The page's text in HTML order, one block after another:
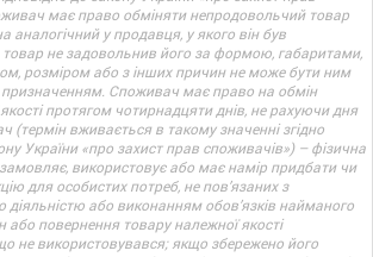
має право обміняти непродовольчий товар
аналогічний у продавця, у якого він був
не задовольнив його за формою, габаритами,
розміром або з інших причин не може бути ним
призначенням. Споживач має право на обмін
протягом чотирнадцяти днів, не рахуючи дня
(термін вживається в такому значенні згідно
України «про захист прав споживачів») – фізична
використовує або має намір придбати чи
для особистих потреб, не пов’язаних з
діяльністю або виконанням обов’язків найманого
або повернення товару належної якості
не використовувався; якщо збережено його